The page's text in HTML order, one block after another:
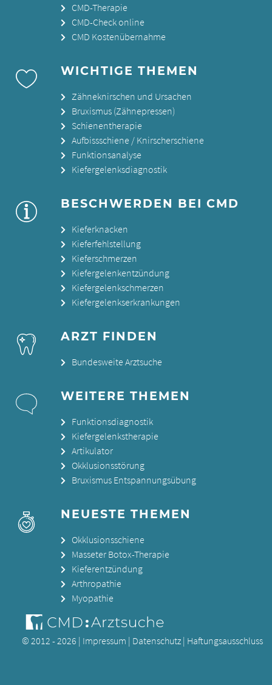
CMD-Therapie
CMD-Check online
CMD Kostenübernahme
WICHTIGE THEMEN
Zähneknirschen und Ursachen
Bruxismus (Zähnepressen)
Schienentherapie
Aufbissschiene / Knirscherschiene
Funktionsanalyse
Kiefergelenksdiagnostik
BESCHWERDEN BEI CMD
Kieferknacken
Kieferfehlstellung
Kieferschmerzen
Kiefergelenkentzündung
Kiefergelenkschmerzen
Kiefergelenkserkrankungen
ARZT FINDEN
Bundesweite Arztsuche
WEITERE THEMEN
Funktionsdiagnostik
Kiefergelenkstherapie
Artikulator
Okklusionsstörung
Bruxismus Entspannungsübung
NEUESTE THEMEN
Okklusionsschiene
Masseter Botox-Therapie
Kieferentzündung
Arthropathie
Myopathie
© 2012 - 2026 | Impressum | Datenschutz | Haftungsausschluss